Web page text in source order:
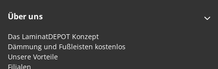
Über uns
Das LaminatDEPOT Konzept
Dämmung und Fußleisten kostenlos
Unsere Vorteile
Filialen